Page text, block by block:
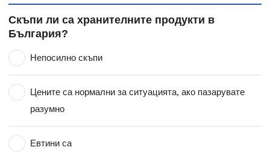
Скъпи ли са хранителните продукти в
България?
Непосилно скъпи
Цените са нормални за ситуацията, ако пазарувате
разумно
Евтини са